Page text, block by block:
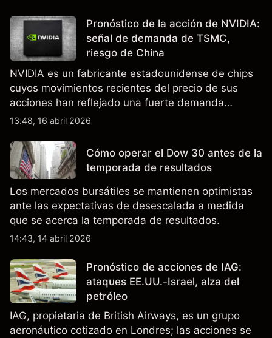
Pronóstico de la acción de NVIDIA:
señal de demanda de TSMC,
riesgo de China
NVIDIA es un fabricante estadounidense de chips
cuyos movimientos recientes del precio de sus
acciones han reflejado una fuerte demanda
relacionada con la IA, ingresos trimestrales récord
de exportación de EE.UU. que afectan las ventas
en China.
13:48, 16 abril 2026
Cómo operar el Dow 30 antes de la
temporada de resultados
Los mercados bursátiles se mantienen optimistas
ante las expectativas de desescalada a medida
que se acerca la temporada de resultados.
14:43, 14 abril 2026
Pronóstico de acciones de IAG:
ataques EE.UU.-Israel, alza del
petróleo
IAG, propietaria de British Airways, es un grupo
aeronáutico cotizado en Londres; las acciones se